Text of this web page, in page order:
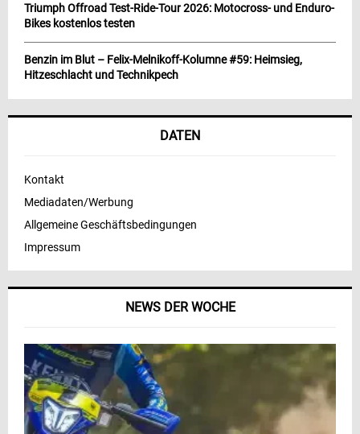
NEWS DER WOCHE
Triumph Offroad Test-Ride-Tour 2026: Motocross- und Enduro-
Bikes kostenlos testen
Benzin im Blut – Felix-Melnikoff-Kolumne #59: Heimsieg,
Hitzeschlacht und Technikpech
DATEN
Kontakt
Mediadaten/Werbung
Allgemeine Geschäftsbedingungen
Impressum